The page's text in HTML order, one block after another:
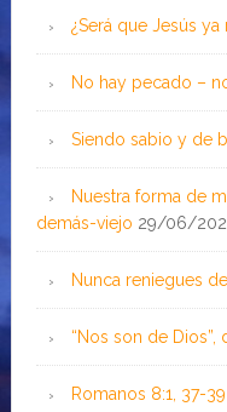
¿Será que Jesús
No hay pecado –
Siendo sabio y de
Nuestra forma de
demás-viejo 29/06/
Nunca reniegues
“Nos son de Dios”,
Romanos 8:1, 37-39